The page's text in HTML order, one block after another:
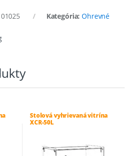
Kategória:Ohrevné
Stolová vyhrievaná vitrína
XCR-50L